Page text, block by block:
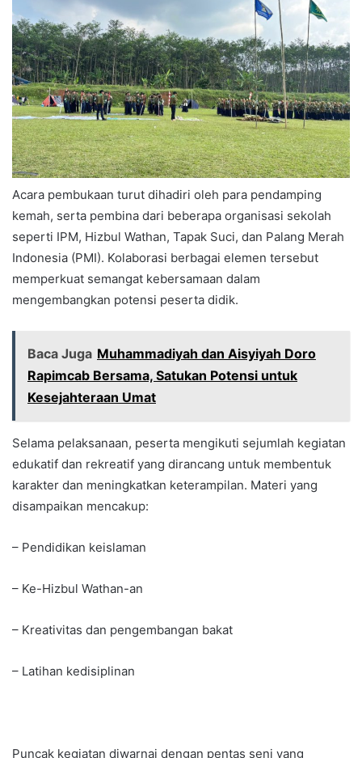
Acara pembukaan turut dihadiri oleh para pendamping
kemah, serta pembina dari beberapa organisasi sekolah
seperti IPM, Hizbul Wathan, Tapak Suci, dan Palang Merah
Indonesia (PMI). Kolaborasi berbagai elemen tersebut
memperkuat semangat kebersamaan dalam
mengembangkan potensi peserta didik.
Baca Juga Muhammadiyah dan Aisyiyah Doro
Rapimcab Bersama, Satukan Potensi untuk
Kesejahteraan Umat
Selama pelaksanaan, peserta mengikuti sejumlah kegiatan
edukatif dan rekreatif yang dirancang untuk membentuk
karakter dan meningkatkan keterampilan. Materi yang
disampaikan mencakup:
– Pendidikan keislaman
– Ke-Hizbul Wathan-an
– Kreativitas dan pengembangan bakat
– Latihan kedisiplinan
Puncak kegiatan diwarnai dengan pentas seni yang